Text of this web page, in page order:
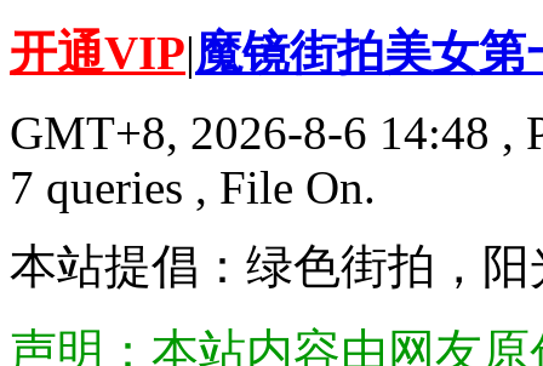
开通VIP|魔镜街拍美女第
GMT+8, 2026-8-6 14:48 ,
7 queries , File On.
本站提倡：绿色街拍，
声明：本站内容由网友